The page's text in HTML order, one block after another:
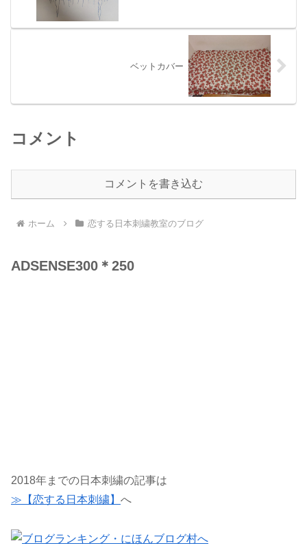
ベットカバー
コメント
コメントを書き込む
ホーム 恋する日本刺繍教室のブログ
ADSENSE300＊250
2018年までの日本刺繍の記事は
≫【恋する日本刺繍】 へ